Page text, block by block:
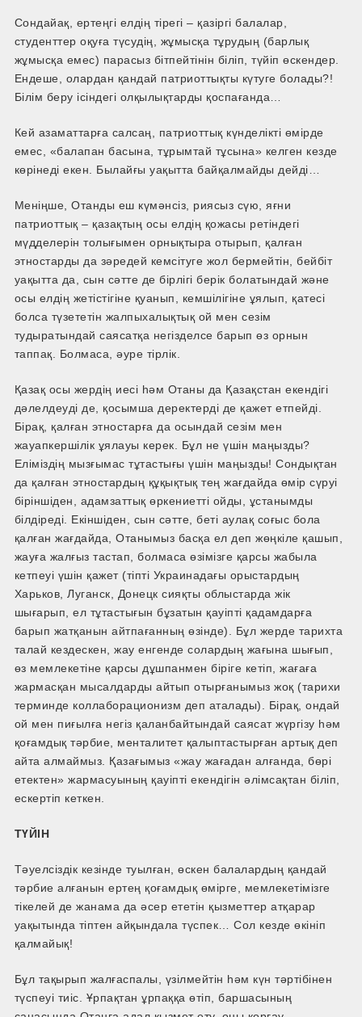
Сондай­ақ, ертеңгі елдің тірегі – қазіргі балалар,
студенттер оқуға түсудің, жұмысқа тұрудың (барлық
жұмысқа емес) парасыз бітпейтінін біліп, түйіп өскендер.
Ендеше, олардан қандай патриоттықты күтуге болады?!
Білім беру ісіндегі олқылықтарды қоспағанда…
Кей азаматтарға салсаң, патриоттық күнделікті өмірде
емес, «балапан басына, тұрымтай тұсына» келген кезде
көрінеді екен. Былайғы уақытта байқалмайды дейді…
Меніңше, Отанды еш күмәнсіз, риясыз сүю, яғни
патриоттық – қазақтың осы елдің қожасы ретіндегі
мүдделерін толығымен орнықтыра отырып, қалған
этностарды да зәредей кемсітуге жол бермейтін, бейбіт
уақытта да, сын сәтте де бірлігі берік болатындай және
осы елдің жетістігіне қуанып, кемшілігіне ұялып, қатесі
болса түзететін жалпыхалықтық ой мен сезім
тудыратындай саясатқа негізделсе барып өз орнын
таппақ. Болмаса, әуре тірлік.
Қазақ осы жердің иесі һәм Отаны да Қазақстан екендігі
дәлелдеуді де, қосымша деректерді де қажет етпейді.
Бірақ, қалған этностарға да осындай сезім мен
жауапкершілік ұялауы керек. Бұл не үшін маңызды?
Еліміздің мызғымас тұтастығы үшін маңызды! Сондықтан
да қалған этностардың құқықтық тең жағдайда өмір сүруі
біріншіден, адамзаттық өркениетті ойды, ұстанымды
білдіреді. Екіншіден, сын сәтте, беті аулақ соғыс бола
қалған жағдайда, Отанымыз басқа ел деп жөңкіле қашып,
жауға жалғыз тастап, болмаса өзімізге қарсы жабыла
кетпеуі үшін қажет (тіпті Украинадағы орыстардың
Харьков, Луганск, Донецк сияқты облыстарда жік
шығарып, ел тұтастығын бұзатын қауіпті қадамдарға
барып жатқанын айтпағанның өзінде). Бұл жерде тарихта
талай кездескен, жау енгенде солардың жағына шығып,
өз мемлекетіне қарсы дұшпанмен біріге кетіп, жағаға
жармасқан мысалдарды айтып отырғанымыз жоқ (тарихи
терминде коллаборационизм деп аталады). Бірақ, ондай
ой мен пиғылға негіз қаланбайтындай саясат жүргізу һәм
қоғамдық тәрбие, менталитет қалыптастырған артық деп
айта алмаймыз. Қазағымыз «жау жағадан алғанда, бөрі
етектен» жармасуының қауіпті екендігін әлімсақтан біліп,
ескертіп кеткен.
ТҮЙІН
Тәуелсіздік кезінде туылған, өскен балалардың қандай
тәрбие алғанын ертең қоғамдық өмірге, мемлекетімізге
тікелей де жанама да әсер ететін қызметтер атқарар
уақытында тіптен айқындала түспек… Сол кезде өкініп
қалмайық!
Бұл тақырып жалғаспалы, үзілмейтін һәм күн тәртібінен
түспеуі тиіс. Ұрпақтан ұрпаққа өтіп, баршасының